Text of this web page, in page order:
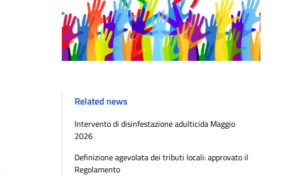
Related news
Intervento di disinfestazione adulticida Maggio
2026
Definizione agevolata dei tributi locali: approvato il
Regolamento